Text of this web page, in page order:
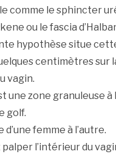
comme le sphincter
ou le fascia
hypothèse situe
centimètres sur
vagin.
une zone granuleuse à
golf.
d’une femme à l’autre.
palper l’intérieur du